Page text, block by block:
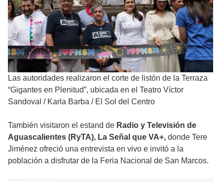
Las autoridades realizaron el corte de listón de la Terraza
“Gigantes en Plenitud”, ubicada en el Teatro Víctor
Sandoval / Karla Barba / El Sol del Centro
También visitaron el estand de Radio y Televisión de
Aguascalientes (RyTA), La Señal que VA+, donde Tere
Jiménez ofreció una entrevista en vivo e invitó a la
población a disfrutar de la Feria Nacional de San Marcos.